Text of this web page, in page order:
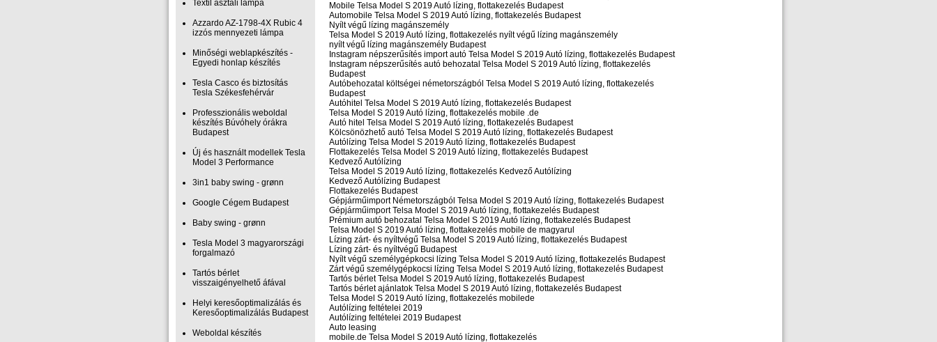
Textil asztali lámpa
Azzardo AZ-1798-4X Rubic 4
izzós mennyezeti lámpa
Minőségi weblapkészítés -
Egyedi honlap készítés
Tesla Casco és biztosítás
Tesla Székesfehérvár
Professzionális weboldal
készítés Búvóhely órákra
Budapest
Új és használt modellek Tesla
Model 3 Performance
3in1 baby swing - grønn
Google Cégem Budapest
Baby swing - grønn
Tesla Model 3 magyarországi
forgalmazó
Tartós bérlet
visszaigényelhető áfával
Helyi keresőoptimalizálás és
Keresőoptimalizálás Budapest
Weboldal készítés
Mobile Telsa Model S 2019 Autó lízing, flottakezelés Budapest
Automobile Telsa Model S 2019 Autó lízing, flottakezelés Budapest
Nyílt végű lízing magánszemély
Telsa Model S 2019 Autó lízing, flottakezelés nyílt végű lízing magánszemély
nyílt végű lízing magánszemély Budapest
Instagram népszerűsítés import autó Telsa Model S 2019 Autó lízing, flottakezelés Budapest
Instagram népszerűsítés autó behozatal Telsa Model S 2019 Autó lízing, flottakezelés
Budapest
Autóbehozatal költségei németországból Telsa Model S 2019 Autó lízing, flottakezelés
Budapest
Autóhitel Telsa Model S 2019 Autó lízing, flottakezelés Budapest
Telsa Model S 2019 Autó lízing, flottakezelés mobile .de
Autó hitel Telsa Model S 2019 Autó lízing, flottakezelés Budapest
Kölcsönözhető autó Telsa Model S 2019 Autó lízing, flottakezelés Budapest
Autólízing Telsa Model S 2019 Autó lízing, flottakezelés Budapest
Flottakezelés Telsa Model S 2019 Autó lízing, flottakezelés Budapest
Kedvező Autólízing
Telsa Model S 2019 Autó lízing, flottakezelés Kedvező Autólízing
Kedvező Autólízing Budapest
Flottakezelés Budapest
Gépjárműimport Németországból Telsa Model S 2019 Autó lízing, flottakezelés Budapest
Gépjárműimport Telsa Model S 2019 Autó lízing, flottakezelés Budapest
Prémium autó behozatal Telsa Model S 2019 Autó lízing, flottakezelés Budapest
Telsa Model S 2019 Autó lízing, flottakezelés mobile de magyarul
Lízing zárt- és nyíltvégű Telsa Model S 2019 Autó lízing, flottakezelés Budapest
Lízing zárt- és nyíltvégű Budapest
Nyílt végű személygépkocsi lízing Telsa Model S 2019 Autó lízing, flottakezelés Budapest
Zárt végű személygépkocsi lízing Telsa Model S 2019 Autó lízing, flottakezelés Budapest
Tartós bérlet Telsa Model S 2019 Autó lízing, flottakezelés Budapest
Tartós bérlet ajánlatok Telsa Model S 2019 Autó lízing, flottakezelés Budapest
Telsa Model S 2019 Autó lízing, flottakezelés mobilede
Autólízing feltételei 2019
Autólízing feltételei 2019 Budapest
Auto leasing
mobile.de Telsa Model S 2019 Autó lízing, flottakezelés